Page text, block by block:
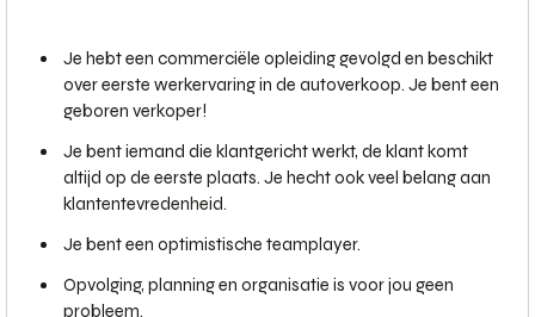
Je hebt een commerciële opleiding gevolgd en beschikt
over eerste werkervaring in de autoverkoop. Je bent een
geboren verkoper!
Je bent iemand die klantgericht werkt, de klant komt
altijd op de eerste plaats. Je hecht ook veel belang aan
klantentevredenheid.
Je bent een optimistische teamplayer.
Opvolging, planning en organisatie is voor jou geen
probleem.